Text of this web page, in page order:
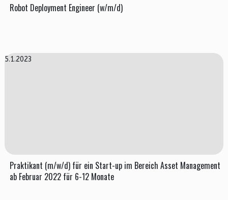
Robot Deployment Engineer (w/m/d)
5.1.2023
Praktikant (m/w/d) für ein Start-up im Bereich Asset Management
ab Februar 2022 für 6-12 Monate